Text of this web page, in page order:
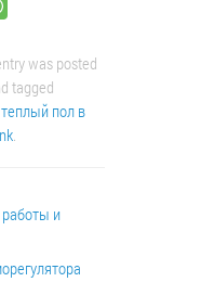
was posted
tagged
теплый пол в
и